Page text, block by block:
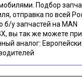
Подбор
отправка по всей
б/у запчастей на MAN
вы так же можете
аналог: